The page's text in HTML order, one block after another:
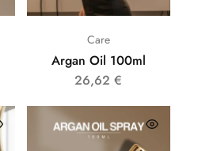
Care
Argan Oil 100ml
26,62€